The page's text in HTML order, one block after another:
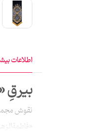
اطلاعات
بیرقِ
نقوش